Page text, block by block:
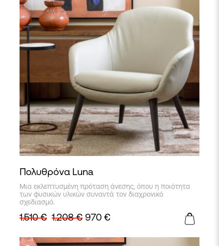
Πολυθρόνα Luna
Μια εκλεπτυσμένη πρόταση άνεσης, όπου η ποιότητα
των φυσικών υλικών συναντά τον διαχρονικό
σχεδιασμό.
1.510€ 1.208€ 970 €